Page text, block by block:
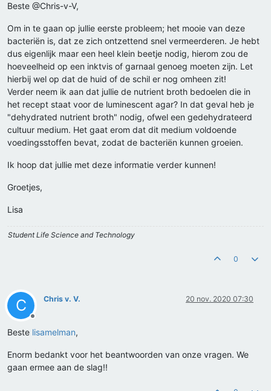
Beste @Chris-v-V,
Om in te gaan op jullie eerste probleem; het mooie van deze
bacteriën is, dat ze zich ontzettend snel vermeerderen. Je hebt
dus eigenlijk maar een heel klein beetje nodig, hierom zou de
hoeveelheid op een inktvis of garnaal genoeg moeten zijn. Let
hierbij wel op dat de huid of de schil er nog omheen zit!
Verder neem ik aan dat jullie de nutrient broth bedoelen die in
het recept staat voor de luminescent agar? In dat geval heb je
"dehydrated nutrient broth" nodig, ofwel een gedehydrateerd
cultuur medium. Het gaat erom dat dit medium voldoende
voedingsstoffen bevat, zodat de bacteriën kunnen groeien.
Ik hoop dat jullie met deze informatie verder kunnen!
Groetjes,
Lisa
Student Life Science and Technology
0
C
Offline
Chris v. V. 20 nov. 2020 07:30
Beste lisamelman,
Enorm bedankt voor het beantwoorden van onze vragen. We
gaan ermee aan de slag!!